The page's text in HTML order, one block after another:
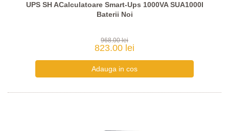
UPS SH ACalculatoare Smart-Ups 1000VA SUA1000I
Baterii Noi
968.00 lei
823.00 lei